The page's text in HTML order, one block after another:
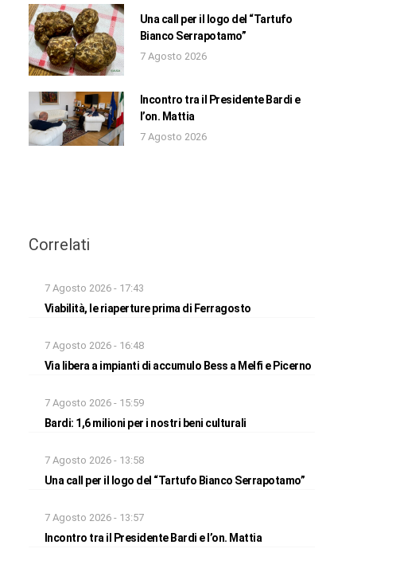
Una call per il logo del “Tartufo
Bianco Serrapotamo”
7 Agosto 2026
Incontro tra il Presidente Bardi e
l’on. Mattia
7 Agosto 2026
Correlati
7 Agosto 2026 - 17:43
Viabilità, le riaperture prima di Ferragosto
7 Agosto 2026 - 16:48
Via libera a impianti di accumulo Bess a Melfi e Picerno
7 Agosto 2026 - 15:59
Bardi: 1,6 milioni per i nostri beni culturali
7 Agosto 2026 - 13:58
Una call per il logo del “Tartufo Bianco Serrapotamo”
7 Agosto 2026 - 13:57
Incontro tra il Presidente Bardi e l’on. Mattia